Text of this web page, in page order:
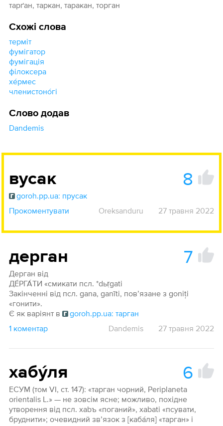
тарґан, таркан, таракан, торган
Схожі слова
терміт
фумігатор
фумігація
філоксера
хе́рмес
членистоно́гі
Слово додав
Dandemis
вусак 8
goroh.pp.ua: прусак
Прокоментувати
Oreksanduru 27 травня 2022
дерган 7
Дерган від
ДЕ́РГА́ТИ «смикати псл. *dьṛgati
Закінченні від псл. gana, ganīti, пов’язане з goniţi
«гонити».
Є як варіянт в
goroh.pp.ua: тарган
1 коментар
Dandemis 27 травня 2022
хабу́ля 6
ЕСУМ (том VI, ст. 147): «тарган чорний, Periplaneta
orientalis L.» — не зовсім ясне; можливо, похідне
утворення від псл. xabъ «поганий», xabati «псувати,
бруднити»; очевидний зв’язок з [каба́ля] «тарган» і